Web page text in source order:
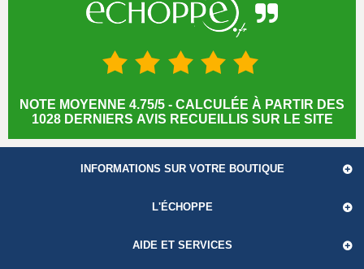
NOTE MOYENNE 4.75/5 - CALCULÉE À PARTIR DES
1028 DERNIERS AVIS RECUEILLIS SUR LE SITE
INFORMATIONS SUR VOTRE BOUTIQUE
L'ÉCHOPPE
AIDE ET SERVICES